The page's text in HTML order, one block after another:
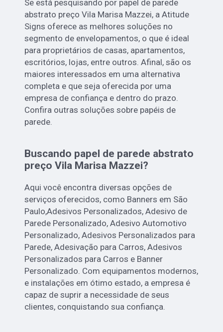
Se está pesquisando por papel de parede
abstrato preço Vila Marisa Mazzei, a Atitude
Signs oferece as melhores soluções no
segmento de envelopamentos, o que é ideal
para proprietários de casas, apartamentos,
escritórios, lojas, entre outros. Afinal, são os
maiores interessados em uma alternativa
completa e que seja oferecida por uma
empresa de confiança e dentro do prazo.
Confira outras soluções sobre papéis de
parede.
Buscando papel de parede abstrato
preço Vila Marisa Mazzei?
Aqui você encontra diversas opções de
serviços oferecidos, como Banners em São
Paulo,Adesivos Personalizados, Adesivo de
Parede Personalizado, Adesivo Automotivo
Personalizado, Adesivos Personalizados para
Parede, Adesivação para Carros, Adesivos
Personalizados para Carros e Banner
Personalizado. Com equipamentos modernos,
e instalações em ótimo estado, a empresa é
capaz de suprir a necessidade de seus
clientes, conquistando sua confiança.